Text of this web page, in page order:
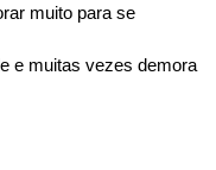
muito para se
e muitas vezes demora